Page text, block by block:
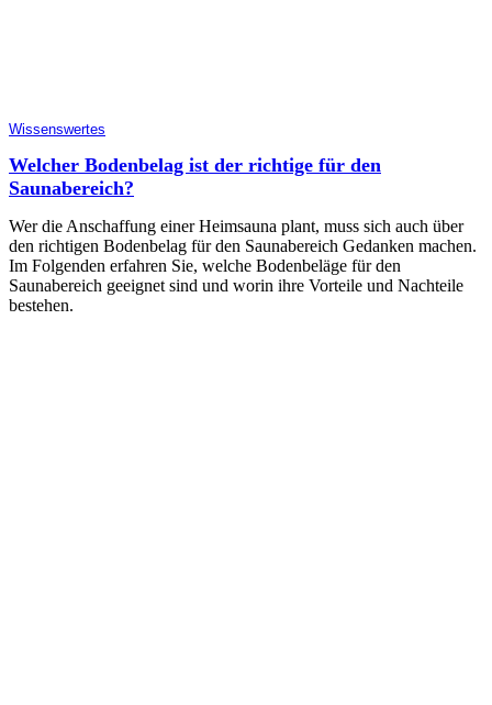
Wissenswertes
Welcher Bodenbelag ist der richtige für den
Saunabereich?
Wer die Anschaffung einer Heimsauna plant, muss sich auch über
den richtigen Bodenbelag für den Saunabereich Gedanken machen.
Im Folgenden erfahren Sie, welche Bodenbeläge für den
Saunabereich geeignet sind und worin ihre Vorteile und Nachteile
bestehen.